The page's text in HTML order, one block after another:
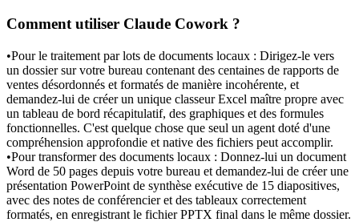
Comment utiliser Claude Cowork ?
•Pour le traitement par lots de documents locaux : Dirigez-le vers
un dossier sur votre bureau contenant des centaines de rapports de
ventes désordonnés et formatés de manière incohérente, et
demandez-lui de créer un unique classeur Excel maître propre avec
un tableau de bord récapitulatif, des graphiques et des formules
fonctionnelles. C'est quelque chose que seul un agent doté d'une
compréhension approfondie et native des fichiers peut accomplir.
•Pour transformer des documents locaux : Donnez-lui un document
Word de 50 pages depuis votre bureau et demandez-lui de créer une
présentation PowerPoint de synthèse exécutive de 15 diapositives,
avec des notes de conférencier et des tableaux correctement
formatés, en enregistrant le fichier PPTX final dans le même dossier.